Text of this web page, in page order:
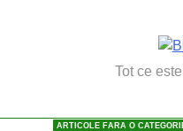
Blog Tot ce
ARTICOLE FARA O